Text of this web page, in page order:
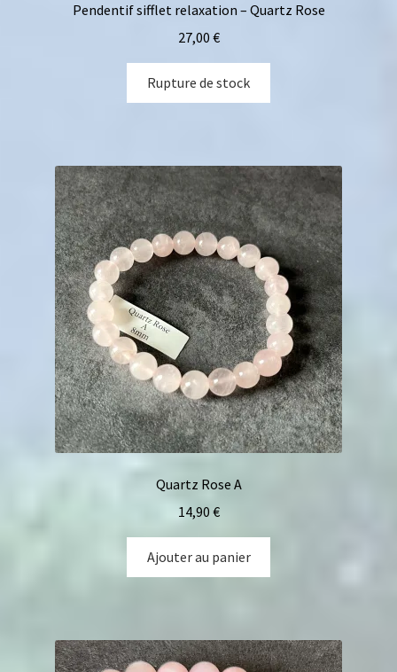
Pendentif sifflet relaxation – Quartz Rose
27,00 €
Rupture de stock
Quartz Rose A
14,90 €
Ajouter au panier